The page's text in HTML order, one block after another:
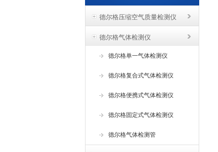
德尔格压缩空气质量检测仪
德尔格气体检测仪
德尔格单一气体检测仪
德尔格复合式气体检测仪
德尔格便携式气体检测仪
德尔格固定式气体检测仪
德尔格气体检测管